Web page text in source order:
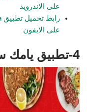
على الاندرويد
على الايفون
4-تطبيق يامك سبيتي Yemeksepeti